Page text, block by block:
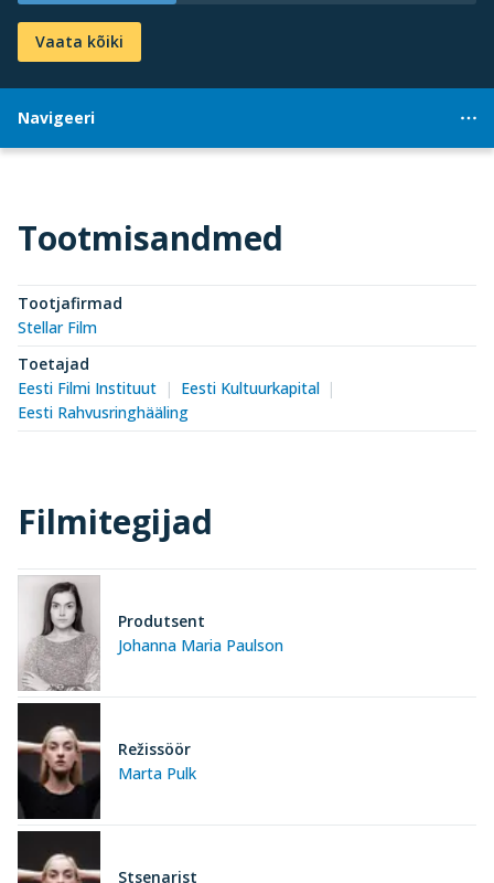
Vaata kõiki
Navigeeri
Tootmisandmed
Tootjafirmad
Stellar Film
Toetajad
Eesti Filmi Instituut
Eesti Kultuurkapital
Eesti Rahvusringhääling
Filmitegijad
Johanna Maria Paulson
Produtsent
Marta Pulk
Režissöör
Stsenarist